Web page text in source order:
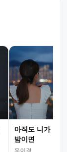
아직도 니가 그
밤이면
우이경